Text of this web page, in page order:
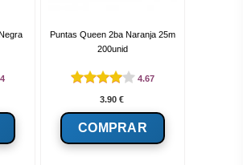
Puntas Queen 2ba Naranja 25m
200unid
4.67
3.90 €